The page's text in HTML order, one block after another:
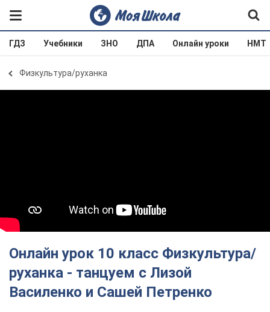
ГДЗ Учебники ЗНО ДПА Онлайн уроки НМТ
Физкультура/руханка
Онлайн урок 10 класс Физкультура/
руханка - танцуем с Лизой
Василенко и Сашей Петренко